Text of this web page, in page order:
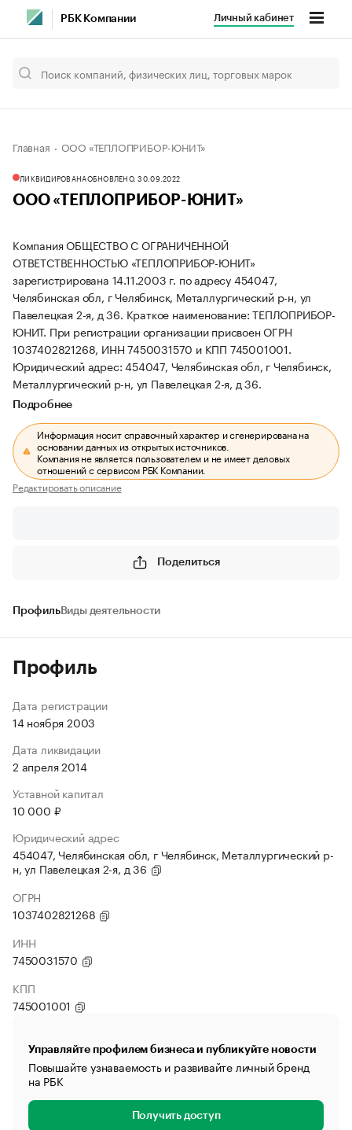
РБК Компании Личный кабинет
Главная ООО «ТЕПЛОПРИБОР-ЮНИТ»
ЛИКВИДИРОВАНАОБНОВЛЕНО, 30.09.2022
ООО «ТЕПЛОПРИБОР-ЮНИТ»
Компания ОБЩЕСТВО С ОГРАНИЧЕННОЙ
ОТВЕТСТВЕННОСТЬЮ «ТЕПЛОПРИБОР-ЮНИТ»
зарегистрирована 14.11.2003 г. по адресу 454047,
Челябинская обл, г Челябинск, Металлургический р-н, ул
Павелецкая 2-я, д 36. Краткое наименование: ТЕПЛОПРИБОР-
ЮНИТ. При регистрации организации присвоен ОГРН
1037402821268, ИНН 7450031570 и КПП 745001001.
Юридический адрес: 454047, Челябинская обл, г Челябинск,
Металлургический р-н, ул Павелецкая 2-я, д 36.
Подробнее
Информация носит справочный характер и сгенерирована на
основании данных из открытых источников.
Компания не является пользователем и не имеет деловых
отношений с сервисом РБК Компании.
Редактировать описание
Поделиться
ПрофильВиды деятельности
Профиль
Дата регистрации
14 ноября 2003
Дата ликвидации
2 апреля 2014
Уставной капитал
10 000 ₽
Юридический адрес
454047, Челябинская обл, г Челябинск, Металлургический р-
н, ул Павелецкая 2-я, д 36
ОГРН
1037402821268
ИНН
7450031570
КПП
745001001
Управляйте профилем бизнеса и публикуйте новости
Повышайте узнаваемость и развивайте личный бренд
на РБК
Получить доступ